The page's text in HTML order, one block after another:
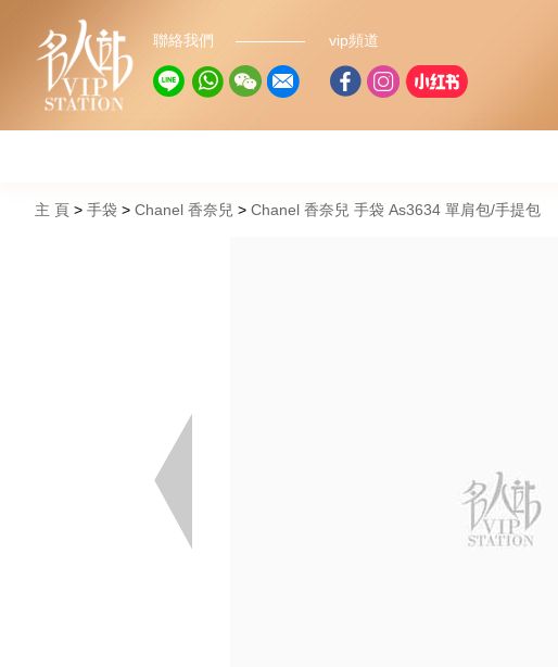
聯絡我們 vip頻道
主 頁 手袋 Chanel 香奈兒 Chanel 香奈兒 手袋 As3634 單肩包/手提包